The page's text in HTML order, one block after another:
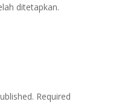
ditetapkan.
Required